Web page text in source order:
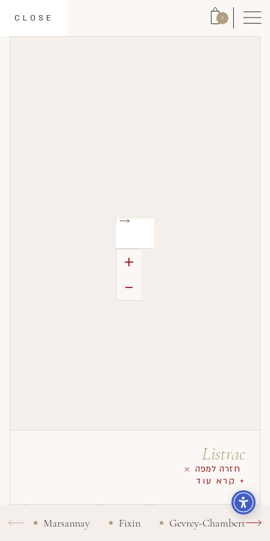
0
CLOSE
חזרה למפה
Listrac
+ קרא עוד
+
-
Marsannay Fixin Gevrey-Chambertin